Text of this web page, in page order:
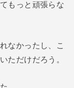
もっと頑張らな
なかったし、こ
ただけだろう。